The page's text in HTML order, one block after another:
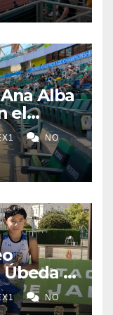
Alba
el
relevo
NO
Úbeda y
de
NO